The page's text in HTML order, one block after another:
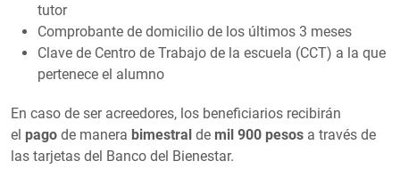
tutor
Comprobante de domicilio de los últimos 3 meses
Clave de Centro de Trabajo de la escuela (CCT) a la que
pertenece el alumno
En caso de ser acreedores, los beneficiarios recibirán
el pago de manera bimestral de mil 900 pesos a través de
las tarjetas del Banco del Bienestar.